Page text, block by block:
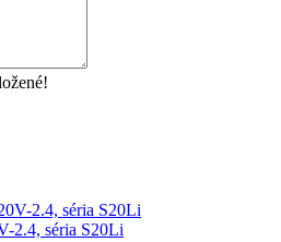
2.4, séria S20Li